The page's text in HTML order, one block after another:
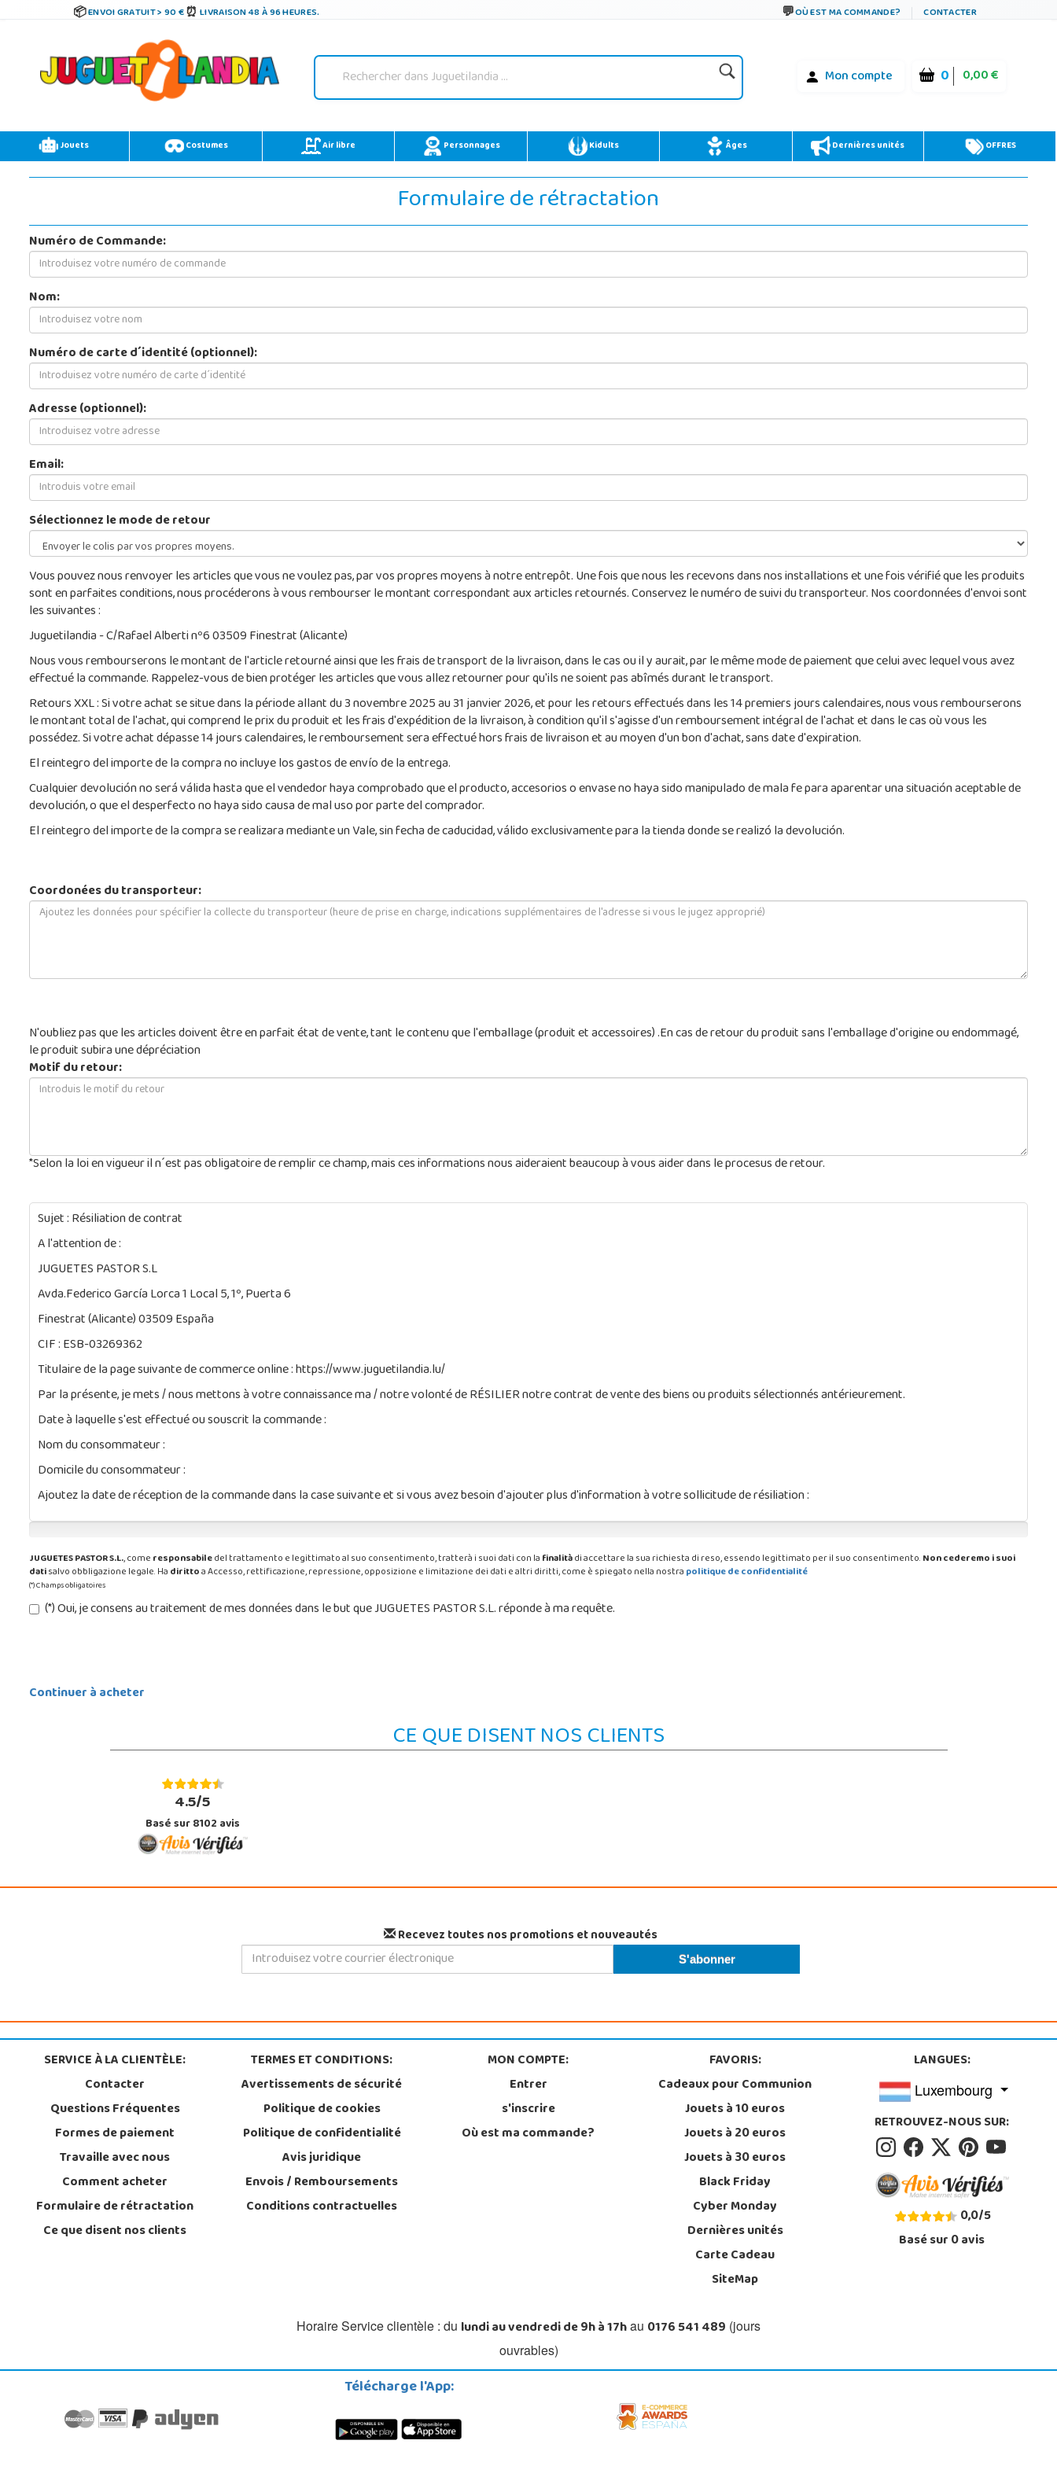
ENVOI GRATUIT > 90 € LIVRAISON 48 À 96 HEURES. OÙ EST MA COMMANDE? CONTACTER
Mon compte 0 0,00 €
Jouets Costumes Air libre Personnages Kidults Âges Dernières unités OFFRES
Formulaire de rétractation
Numéro de Commande:
Nom:
Numéro de carte d´identité (optionnel):
Adresse (optionnel):
Email:
Sélectionnez le mode de retour
Vous pouvez nous renvoyer les articles que vous ne voulez pas, par vos propres moyens à notre entrepôt. Une fois que nous les recevons dans nos installations et une fois vérifié que les produits
sont en parfaites conditions, nous procéderons à vous rembourser le montant correspondant aux articles retournés. Conservez le numéro de suivi du transporteur. Nos coordonnées d'envoi sont
les suivantes :
Juguetilandia - C/Rafael Alberti nº6 03509 Finestrat (Alicante)
Nous vous rembourserons le montant de l'article retourné ainsi que les frais de transport de la livraison, dans le cas ou il y aurait, par le même mode de paiement que celui avec lequel vous avez
effectué la commande. Rappelez-vous de bien protéger les articles que vous allez retourner pour qu'ils ne soient pas abîmés durant le transport.
Retours XXL : Si votre achat se situe dans la période allant du 3 novembre 2025 au 31 janvier 2026, et pour les retours effectués dans les 14 premiers jours calendaires, nous vous rembourserons
le montant total de l'achat, qui comprend le prix du produit et les frais d'expédition de la livraison, à condition qu'il s'agisse d'un remboursement intégral de l'achat et dans le cas où vous les
possédez. Si votre achat dépasse 14 jours calendaires, le remboursement sera effectué hors frais de livraison et au moyen d'un bon d'achat, sans date d'expiration.
El reintegro del importe de la compra no incluye los gastos de envío de la entrega.
Cualquier devolución no será válida hasta que el vendedor haya comprobado que el producto, accesorios o envase no haya sido manipulado de mala fe para aparentar una situación aceptable de
devolución, o que el desperfecto no haya sido causa de mal uso por parte del comprador.
El reintegro del importe de la compra se realizara mediante un Vale, sin fecha de caducidad, válido exclusivamente para la tienda donde se realizó la devolución.
Coordonées du transporteur:
N'oubliez pas que les articles doivent être en parfait état de vente, tant le contenu que l'emballage (produit et accessoires) .En cas de retour du produit sans l'emballage d'origine ou endommagé,
le produit subira une dépréciation
Motif du retour:
*Selon la loi en vigueur il n´est pas obligatoire de remplir ce champ, mais ces informations nous aideraient beaucoup à vous aider dans le procesus de retour.
Sujet : Résiliation de contrat
A l'attention de :
JUGUETES PASTOR S.L
Avda.Federico García Lorca 1 Local 5, 1º, Puerta 6
Finestrat (Alicante) 03509 España
CIF : ESB-03269362
Titulaire de la page suivante de commerce online : https://www.juguetilandia.lu/
Par la présente, je mets / nous mettons à votre connaissance ma / notre volonté de RÉSILIER notre contrat de vente des biens ou produits sélectionnés antérieurement.
Date à laquelle s'est effectué ou souscrit la commande :
Nom du consommateur :
Domicile du consommateur :
Ajoutez la date de réception de la commande dans la case suivante et si vous avez besoin d'ajouter plus d'information à votre sollicitude de résiliation :
JUGUETES PASTOR S.L., comeresponsabiledel trattamento e legittimato al suo consentimento, tratterà i suoi dati con lafinalitàdi accettare la sua richiesta di reso, essendo legittimato per il suo consentimento.Non cederemo i suoi
datisalvo obbligazione legale. Hadirittoa Accesso, rettificazione, repressione, opposizione e limitazione dei dati e altri diritti, come è spiegato nella nostrapolitique de confidentialité
(*) Champs obligatoires
(*) Oui, je consens au traitement de mes données dans le but que JUGUETES PASTOR S.L. réponde à ma requête.
Continuer à acheter
CE QUE DISENT NOS CLIENTS
4.5/5
Basé sur 8102 avis
Recevez toutes nos promotions et nouveautés
SERVICE À LA CLIENTÈLE:
Contacter
Questions Fréquentes
Formes de paiement
Travaille avec nous
Comment acheter
Formulaire de rétractation
Ce que disent nos clients
TERMES ET CONDITIONS:
Avertissements de sécurité
Politique de cookies
Politique de confidentialité
Avis juridique
Envois / Remboursements
Conditions contractuelles
MON COMPTE:
Entrer
s'inscrire
Où est ma commande?
FAVORIS:
Cadeaux pour Communion
Jouets à 10 euros
Jouets à 20 euros
Jouets à 30 euros
Black Friday
Cyber Monday
Dernières unités
Carte Cadeau
SiteMap
LANGUES:
Luxembourg
RETROUVEZ-NOUS SUR:
0,0/5
Basé sur0avis
Horaire Service clientèle : du lundi au vendredi de 9h à 17hau 0176 541 489 (jours
ouvrables)
Télécharge l'App: